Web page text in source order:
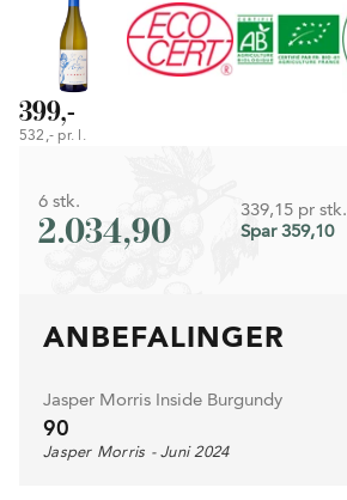
399,-
532,- pr. l.
6 stk.
2.034,90
339,15 pr stk.
Spar 359,10
ANBEFALINGER
Jasper Morris Inside Burgundy
90
Jasper Morris - Juni 2024